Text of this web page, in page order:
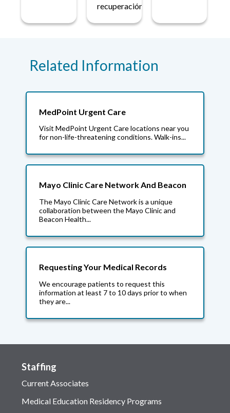
recuperación.
Related Information
MedPoint Urgent Care
Visit MedPoint Urgent Care locations near you
for non-life-threatening conditions. Walk-ins...
Mayo Clinic Care Network And Beacon
The Mayo Clinic Care Network is a unique
collaboration between the Mayo Clinic and
Beacon Health...
Requesting Your Medical Records
We encourage patients to request this
information at least 7 to 10 days prior to when
they are...
Staffing
Current Associates
Medical Education Residency Programs